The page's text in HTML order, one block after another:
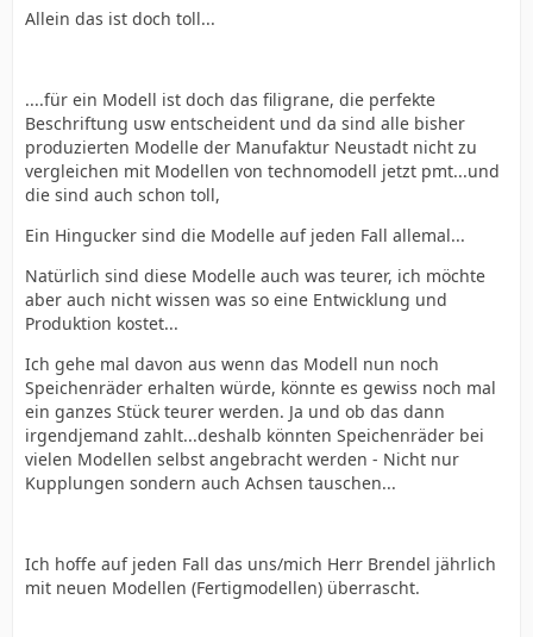
Allein das ist doch toll...
....für ein Modell ist doch das filigrane, die perfekte
Beschriftung usw entscheident und da sind alle bisher
produzierten Modelle der Manufaktur Neustadt nicht zu
vergleichen mit Modellen von technomodell jetzt pmt...und
die sind auch schon toll,
Ein Hingucker sind die Modelle auf jeden Fall allemal...
Natürlich sind diese Modelle auch was teurer, ich möchte
aber auch nicht wissen was so eine Entwicklung und
Produktion kostet...
Ich gehe mal davon aus wenn das Modell nun noch
Speichenräder erhalten würde, könnte es gewiss noch mal
ein ganzes Stück teurer werden. Ja und ob das dann
irgendjemand zahlt...deshalb könnten Speichenräder bei
vielen Modellen selbst angebracht werden - Nicht nur
Kupplungen sondern auch Achsen tauschen...
Ich hoffe auf jeden Fall das uns/mich Herr Brendel jährlich
mit neuen Modellen (Fertigmodellen) überrascht.